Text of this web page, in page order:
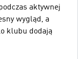
aktywnej
wygląd, a
klubu dodają